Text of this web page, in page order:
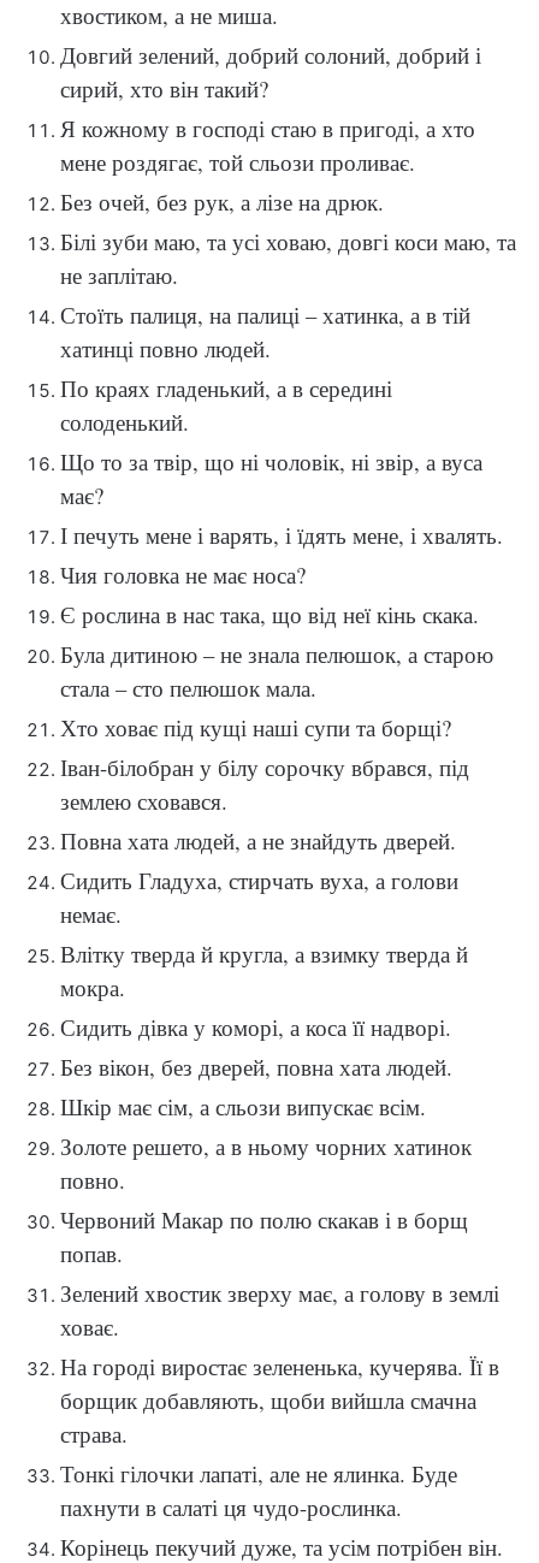
хвостиком, а не миша.
Довгий зелений, добрий солоний, добрий і
сирий, хто він такий?
Я кожному в господі стаю в пригоді, а хто
мене роздягає, той сльози проливає.
Без очей, без рук, а лізе на дрюк.
Білі зуби маю, та усі ховаю, довгі коси маю, та
не заплітаю.
Стоїть палиця, на палиці – хатинка, а в тій
хатинці повно людей.
По краях гладенький, а в середині
солоденький.
Що то за твір, що ні чоловік, ні звір, а вуса
має?
І печуть мене і варять, і їдять мене, і хвалять.
Чия головка не має носа?
Є рослина в нас така, що від неї кінь скака.
Була дитиною – не знала пелюшок, а старою
стала – сто пелюшок мала.
Хто ховає під кущі наші супи та борщі?
Іван-білобран у білу сорочку вбрався, під
землею сховався.
Повна хата людей, а не знайдуть дверей.
Сидить Гладуха, стирчать вуха, а голови
немає.
Влітку тверда й кругла, а взимку тверда й
мокра.
Сидить дівка у коморі, а коса її надворі.
Без вікон, без дверей, повна хата людей.
Шкір має сім, а сльози випускає всім.
Золоте решето, а в ньому чорних хатинок
повно.
Червоний Макар по полю скакав і в борщ
попав.
Зелений хвостик зверху має, а голову в землі
ховає.
На городі виростає зелененька, кучерява. Її в
борщик добавляють, щоби вийшла смачна
страва.
Тонкі гілочки лапаті, але не ялинка. Буде
пахнути в салаті ця чудо-рослинка.
Корінець пекучий дуже, та усім потрібен він.